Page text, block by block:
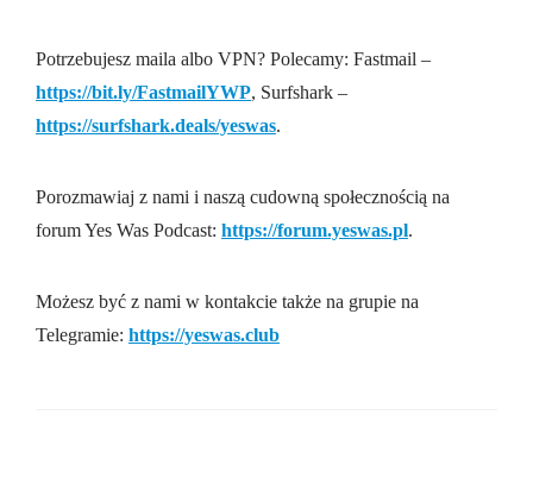
Potrzebujesz maila albo VPN? Polecamy: Fastmail –
https://bit.ly/FastmailYWP⁠⁠⁠⁠, Surfshark –
https://surfshark.deals/yeswas⁠⁠⁠⁠⁠⁠⁠⁠⁠⁠.
Porozmawiaj z nami i naszą cudowną społecznością na
forum Yes Was Podcast: ⁠⁠⁠⁠⁠⁠⁠⁠⁠ https://forum.yeswas.pl⁠⁠⁠⁠⁠⁠⁠⁠⁠⁠.
Możesz być z nami w kontakcie także na grupie na
⁠⁠⁠⁠⁠⁠⁠⁠⁠⁠Telegramie⁠⁠⁠⁠⁠⁠⁠⁠⁠⁠: https://yeswas.club